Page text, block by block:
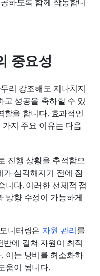
중요성
리 강조해도 지나치지
고 성공을 축하할 수 있
할을 합니다. 효과적인
지 주요 이유는 다음
진행 상황을 추적함으
가 심각해지기 전에 잠
니다. 이러한 선제적 접
방향 수정이 가능하게
니터링은 자원 관리를
에 걸쳐 자원이 최적
이는 낭비를 최소화하
움이 됩니다.